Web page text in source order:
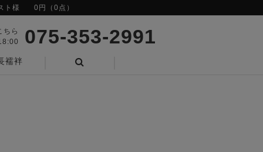
ト様 0円（0点）
ちら
075-353-2991
襦袢